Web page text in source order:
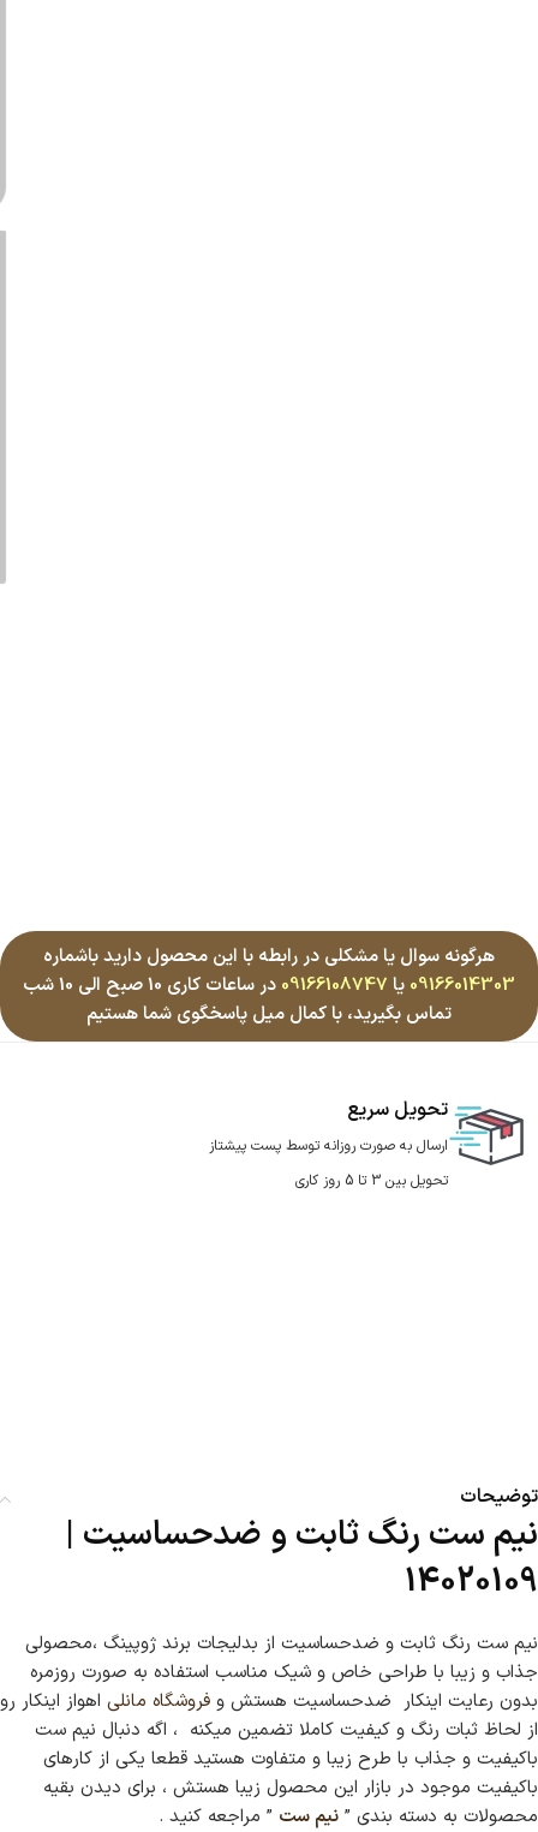
هرگونه سوال یا مشکلی در رابطه با این محصول دارید باشماره
09166014303 یا 09166108747
در ساعات کاری 10 صبح الی 10 شب
تماس بگیرید، با کمال میل پاسخگوی شما هستیم
تحویل سریع
ارسال به صورت روزانه توسط پست پیشتاز
تحویل بین 3 تا 5 روز کاری
توضیحات
نیم ست رنگ ثابت و ضدحساسیت |
14020109
نیم ست رنگ ثابت و ضدحساسیت از بدلیجات برند ژوپینگ ،محصولی
جذاب و زیبا با طراحی خاص و شیک مناسب استفاده به صورت روزمره
بدون رعایت اینکار ضدحساسیت هستش و فروشگاه مانلی اهواز اینکار رو
از لحاظ ثبات رنگ و کیفیت کاملا تضمین میکنه ، اگه دنبال نیم ست
باکیفیت و جذاب با طرح زیبا و متفاوت هستید قطعا یکی از کارهای
باکیفیت موجود در بازار این محصول زیبا هستش ، برای دیدن بقیه
محصولات به دسته بندی ” نیم ست ” مراجعه کنید .